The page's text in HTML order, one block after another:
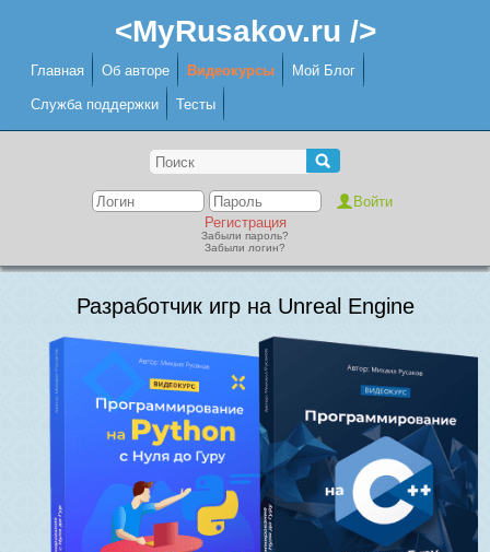
<MyRusakov.ru />
Главная Об авторе Видеокурсы Мой Блог
Служба поддержки Тесты
Регистрация
Забыли пароль?
Забыли логин?
Разработчик игр на Unreal Engine